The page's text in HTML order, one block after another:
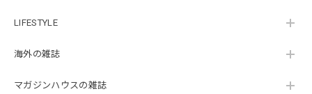
LIFESTYLE
海外の雑誌
マガジンハウスの雑誌